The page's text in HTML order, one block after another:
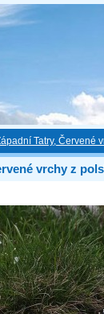
Tatry, Červené
vrchy z